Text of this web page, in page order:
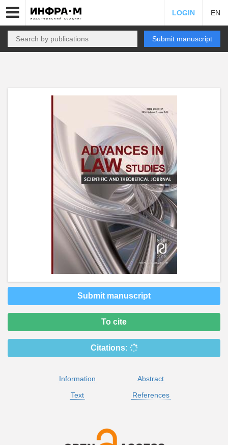
LOGIN EN
Submit manuscript
Submit manuscript
To cite
Citations:
Information
Abstract
Text
References